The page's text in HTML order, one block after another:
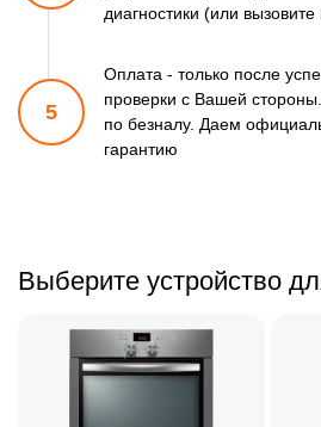
диагностики (или вызовите
5
Оплата - только после
проверки с Вашей
по безналу. Даем
гарантию
Выберите устройство